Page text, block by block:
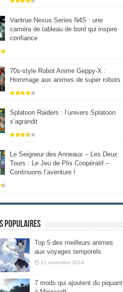
Vantrue Nexus Series N4S : une
caméra de tableau de bord qui inspire
confiance
70s-style Robot Anime Geppy-X :
Hommage aux animes de super robots
Splatoon Raiders : l’univers Splatoon
s’agrandit
Le Seigneur des Anneaux – Les Deux
Tours : Le Jeu de Plis Coopératif –
Continuons l’aventure !
populaires
Top 5 des meilleurs animes
aux voyages temporels
21 novembre 2018
7 mods qui ajoutent du piquant